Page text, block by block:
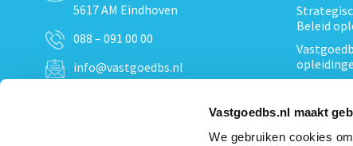
Vastgoedbs.nl maakt
We gebruiken cookies
5617 AM Eindhoven
088 – 091 00 00
info@vastgoedbs.nl
Beleid